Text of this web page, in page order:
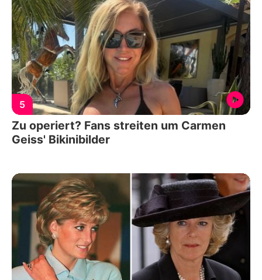
5
Zu operiert? Fans streiten um Carmen
Geiss' Bikinibilder